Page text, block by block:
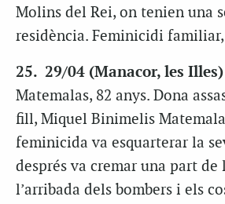
Molins del Rei, on tenien una
residència. Feminicidi
25. 29/04 (Manacor, les Illes)
Matemalas, 82 anys. Dona
fill, Miquel Binimelis
feminicida va esquarterar la
després va cremar una part de
l’arribada dels bombers i els